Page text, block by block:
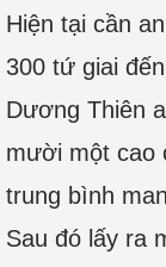
Hiện tại cần
300 tứ giai
Dương Thiên
mười một cao
trung bình
Sau đó lấy ra